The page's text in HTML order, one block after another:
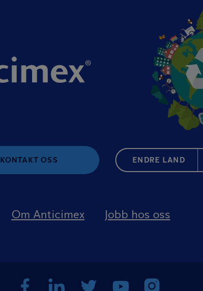
KONTAKT OSS ENDRE LAND
Om Anticimex Jobb hos oss